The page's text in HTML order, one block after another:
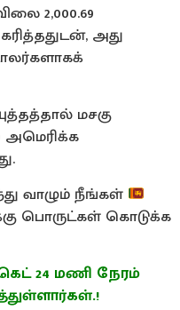
2,000.69
அது
மசகு
வாழும் நீங்கள்
பொருட்கள் கொடுக்க
24 மணி நேரம்